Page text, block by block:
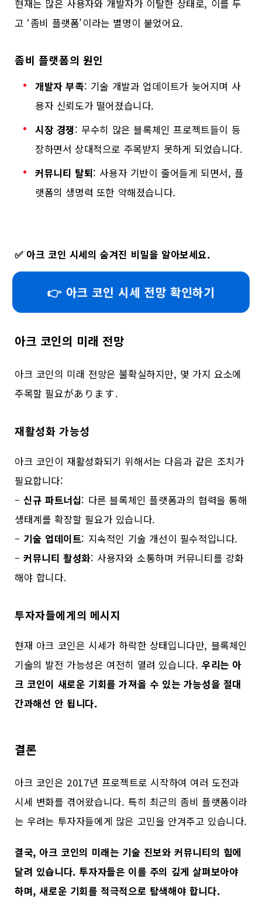
현재는 많은 사용자와 개발자가 이탈한 상태로, 이를 두
고 ‘좀비 플랫폼’이라는 별명이 붙었어요.
좀비 플랫폼의 원인
개발자 부족: 기술 개발과 업데이트가 늦어지며 사
용자 신뢰도가 떨어졌습니다.
시장 경쟁: 무수히 많은 블록체인 프로젝트들이 등
장하면서 상대적으로 주목받지 못하게 되었습니다.
커뮤니티 탈퇴: 사용자 기반이 줄어들게 되면서, 플
랫폼의 생명력 또한 약해졌습니다.
✅ 아크 코인 시세의 숨겨진 비밀을 알아보세요.
👉 아크 코인 시세 전망 확인하기
아크 코인의 미래 전망
아크 코인의 미래 전망은 불확실하지만, 몇 가지 요소에
주목할 필요があります.
재활성화 가능성
아크 코인이 재활성화되기 위해서는 다음과 같은 조치가
필요합니다:
–신규 파트너십: 다른 블록체인 플랫폼과의 협력을 통해
생태계를 확장할 필요가 있습니다.
– 기술 업데이트: 지속적인 기술 개선이 필수적입니다.
–커뮤니티 활성화: 사용자와 소통하며 커뮤니티를 강화
해야 합니다.
투자자들에게의 메시지
현재 아크 코인은 시세가 하락한 상태입니다만, 블록체인
기술의 발전 가능성은 여전히 열려 있습니다.우리는 아
크 코인이 새로운 기회를 가져올 수 있는 가능성을 절대
간과해선 안 됩니다.
결론
아크 코인은 2017년 프로젝트로 시작하여 여러 도전과
시세 변화를 겪어왔습니다. 특히 최근의 좀비 플랫폼이라
는 우려는 투자자들에게 많은 고민을 안겨주고 있습니다.
결국, 아크 코인의 미래는 기술 진보와 커뮤니티의 힘에
달려 있습니다. 투자자들은 이를 주의 깊게 살펴보아야
하며, 새로운 기회를 적극적으로 탐색해야 합니다.